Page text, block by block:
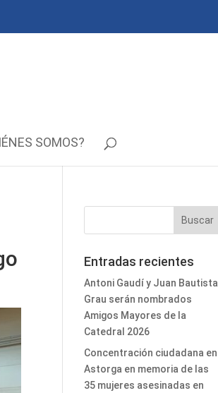
SOMOS?
Entradas recientes
Antoni Gaudí y Juan Bautista
Grau serán nombrados
Amigos Mayores de la
Catedral 2026
Concentración ciudadana en
Astorga en memoria de las
35 mujeres asesinadas en